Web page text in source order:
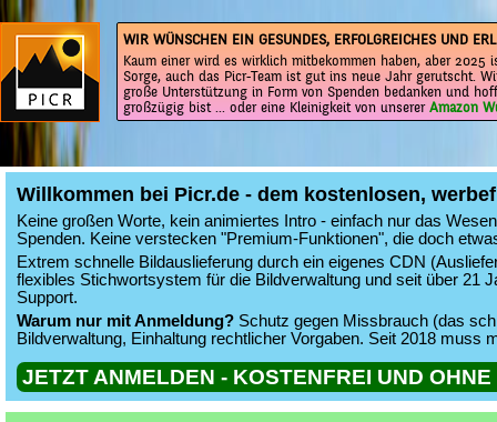
WIR WÜNSCHEN EIN GESUNDES, ERFOLGREICHES UND
Kaum einer wird es wirklich mitbekommen haben, aber 2025
Sorge, auch das Picr-Team ist gut ins neue Jahr gerutscht.
große Unterstützung in Form von Spenden bedanken und
großzügig bist ... oder eine Kleinigkeit von unsererAmazon
Willkommen bei Picr.de - dem kostenlosen,
Keine großen Worte, kein animiertes Intro - einfach nur das
Spenden. Keine verstecken "Premium-Funktionen", die doch
Extrem schnelle Bildauslieferung durch ein eigenes CDN
flexibles Stichwortsystem für die Bildverwaltung und seit über 21
Support.
Warum nur mit Anmeldung? Schutz gegen Missbrauch (das
Bildverwaltung, Einhaltung rechtlicher Vorgaben. Seit 2018 muss
JETZT ANMELDEN - KOSTENFREI UND